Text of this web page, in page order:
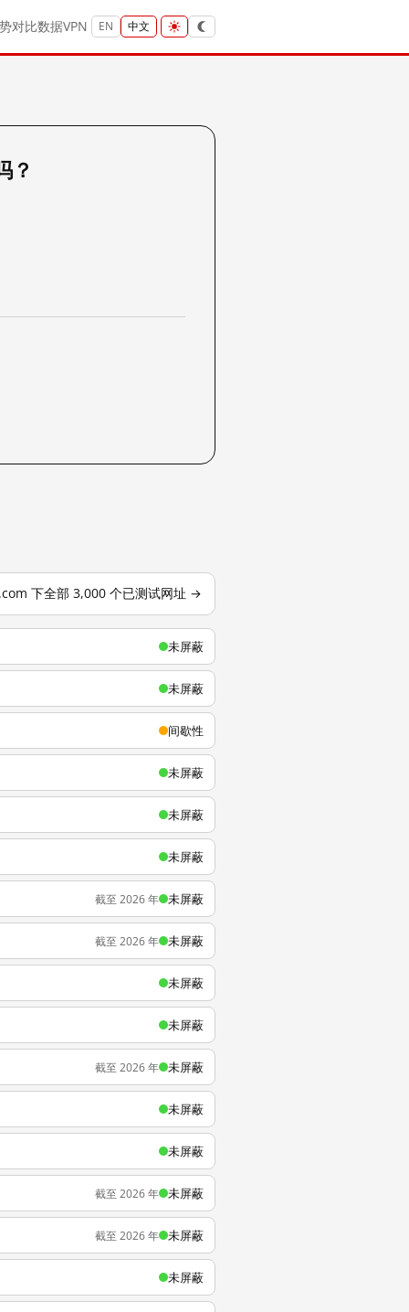
对比数据VPN EN 中文
？
下全部 3,000 个已测试网址 →
未屏蔽
未屏蔽
间歇性
未屏蔽
未屏蔽
未屏蔽
截至 2026 年 未屏蔽
截至 2026 年 未屏蔽
未屏蔽
未屏蔽
截至 2026 年 未屏蔽
未屏蔽
未屏蔽
截至 2026 年 未屏蔽
截至 2026 年 未屏蔽
未屏蔽